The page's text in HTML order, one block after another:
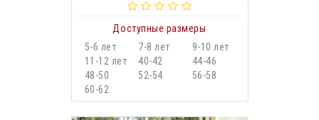
Доступные размеры
5-6 лет
7-8 лет
9-10 лет
11-12 лет
40-42
44-46
48-50
52-54
56-58
60-62